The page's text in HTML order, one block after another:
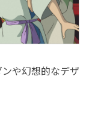
や幻想的なデザ